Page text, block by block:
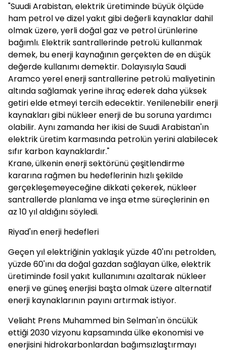
"Suudi Arabistan, elektrik üretiminde büyük ölçüde
ham petrol ve dizel yakıt gibi değerli kaynaklar dahil
olmak üzere, yerli doğal gaz ve petrol ürünlerine
bağımlı. Elektrik santrallerinde petrolü kullanmak
demek, bu enerji kaynağının gerçekten de en düşük
değerde kullanımı demektir. Dolayısıyla Saudi
Aramco yerel enerji santrallerine petrolü maliyetinin
altında sağlamak yerine ihraç ederek daha yüksek
getiri elde etmeyi tercih edecektir. Yenilenebilir enerji
kaynakları gibi nükleer enerji de bu soruna yardımcı
olabilir. Aynı zamanda her ikisi de Suudi Arabistan'ın
elektrik üretim karmasında petrolün yerini alabilecek
sıfır karbon kaynaklardır."
Krane, ülkenin enerji sektörünü çeşitlendirme
kararına rağmen bu hedeflerinin hızlı şekilde
gerçekleşemeyeceğine dikkati çekerek, nükleer
santrallerde planlama ve inşa etme süreçlerinin en
az 10 yıl aldığını söyledi.
Riyad'ın enerji hedefleri
Geçen yıl elektriğinin yaklaşık yüzde 40'ını petrolden,
yüzde 60'ını da doğal gazdan sağlayan ülke, elektrik
üretiminde fosil yakıt kullanımını azaltarak nükleer
enerji ve güneş enerjisi başta olmak üzere alternatif
enerji kaynaklarının payını artırmak istiyor.
Veliaht Prens Muhammed bin Selman'ın öncülük
ettiği 2030 vizyonu kapsamında ülke ekonomisi ve
enerjisini hidrokarbonlardan bağımsızlaştırmayı